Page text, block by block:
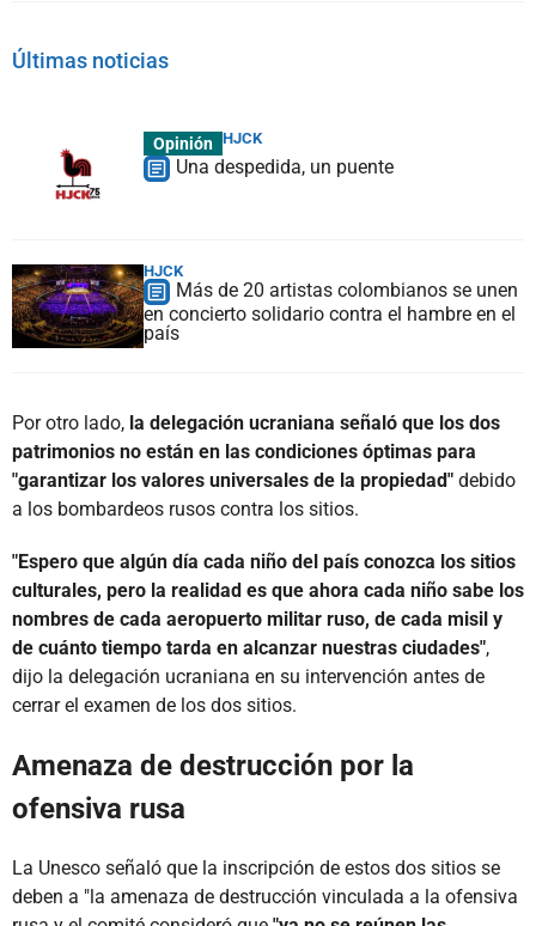
Últimas noticias
Opinión HJCK
Una despedida, un puente
HJCK
Más de 20 artistas colombianos se unen
en concierto solidario contra el hambre en el
país
Por otro lado, la delegación ucraniana señaló que los dos
patrimonios no están en las condiciones óptimas para
"garantizar los valores universales de la propiedad" debido
a los bombardeos rusos contra los sitios.
"Espero que algún día cada niño del país conozca los sitios
culturales, pero la realidad es que ahora cada niño sabe los
nombres de cada aeropuerto militar ruso, de cada misil y
de cuánto tiempo tarda en alcanzar nuestras ciudades",
dijo la delegación ucraniana en su intervención antes de
cerrar el examen de los dos sitios.
Amenaza de destrucción por la
ofensiva rusa
La Unesco señaló que la inscripción de estos dos sitios se
deben a "la amenaza de destrucción vinculada a la ofensiva